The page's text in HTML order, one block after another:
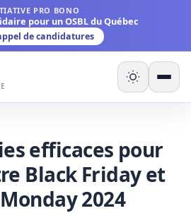
PRO BONO
pour un OSBL du Québec
de candidatures
efficaces pour
Black Friday et
2024